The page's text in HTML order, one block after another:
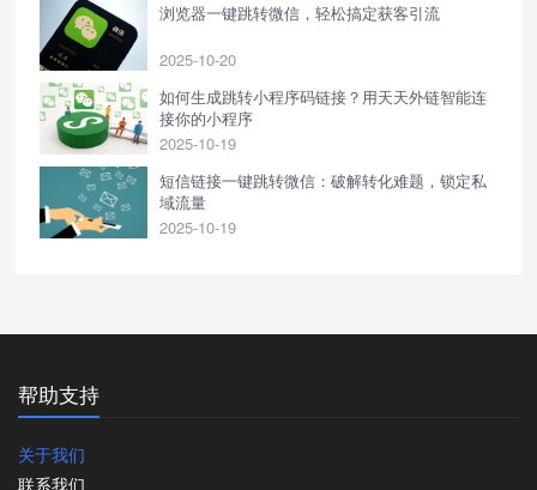
浏览器一键跳转微信，轻松搞定获客引流
2025-10-20
如何生成跳转小程序码链接？用天天外链智能连
接你的小程序
2025-10-19
短信链接一键跳转微信：破解转化难题，锁定私
域流量
2025-10-19
帮助支持
关于我们
联系我们